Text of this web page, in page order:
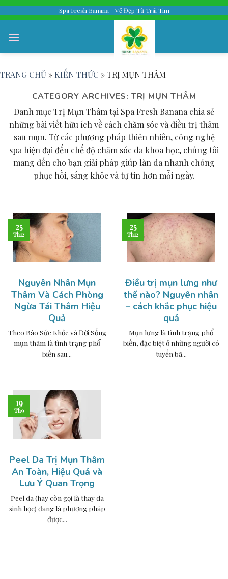
Skip
to
content
Spa Fresh Banana - Vẻ Đẹp Từ Trái Tim
TRANG CHỦ » KIẾN THỨC »TRỊ MỤN THÂM
CATEGORY ARCHIVES: TRỊ MỤN THÂM
Danh mục Trị Mụn Thâm tại Spa Fresh Banana chia sẻ
những bài viết hữu ích về cách chăm sóc và điều trị thâm
sau mụn. Từ các phương pháp thiên nhiên, công nghệ
spa hiện đại đến chế độ chăm sóc da khoa học, chúng tôi
mang đến cho bạn giải pháp giúp làn da nhanh chóng
phục hồi, sáng khỏe và tự tin hơn mỗi ngày.
Nguyên Nhân Mụn
Thâm Và Cách Phòng
Ngừa Tái Thâm Hiệu
Quả
Theo Báo Sức Khỏe và Đời Sống
mụn thâm là tình trạng phổ
biến sau...
25
Th12
Điều trị mụn lưng như
thế nào? Nguyên nhân
– cách khắc phục hiệu
quả
Mụn lưng là tình trạng phổ
biến, đặc biệt ở những người có
tuyến bã...
25
Th12
Peel Da Trị Mụn Thâm
An Toàn, Hiệu Quả và
Lưu Ý Quan Trọng
Peel da (hay còn gọi là thay da
sinh học) đang là phương pháp
được...
19
Th9